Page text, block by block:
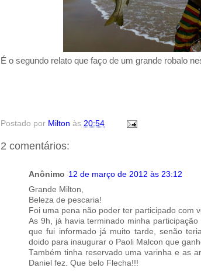
É o segundo relato que faço de um grande robalo
Postado por Milton às 20:54
2 comentários:
Anônimo 12 de março de 2012 às 23:12
Grande Milton,
Beleza de pescaria!
Foi uma pena não poder ter participado com
As 9h, já havia terminado minha
que fui informado já muito tarde, senão
doido para inaugurar o Paoli Malcon que
Também tinha reservado uma varinha e as
Daniel fez. Que belo Flecha!!!